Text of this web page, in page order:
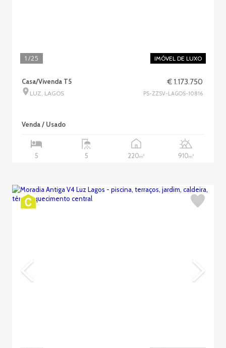
1/25 IMÓVEL DE LUXO
Casa/Vivenda T5
LUZ, LAGOS
€ 1.173.750
PS-ZZSV-LAGOS-10816
Venda / Usado
5 5 220m2 910m2